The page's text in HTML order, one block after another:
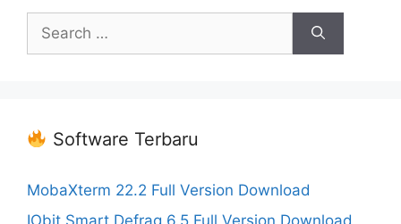
Search
for:
Software Terbaru
MobaXterm 22.2 Full Version Download
IObit Smart Defrag 6.5 Full Version Download